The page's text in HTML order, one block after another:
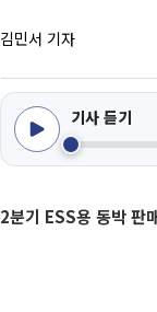
김민서 기자
기사 듣기
2분기 ESS용 동박 판